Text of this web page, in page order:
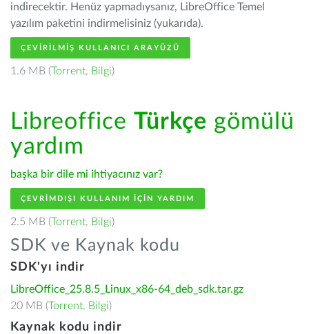
indirecektir. Henüz yapmadıysanız, LibreOffice Temel
yazılım paketini indirmelisiniz (yukarıda).
ÇEVIRILMIŞ KULLANICI ARAYÜZÜ
1.6 MB (Torrent, Bilgi)
Libreoffice Türkçe gömülü
yardım
başka bir dile mi ihtiyacınız var?
ÇEVRIMDIŞI KULLANIM IÇIN YARDIM
2.5 MB (Torrent, Bilgi)
SDK ve Kaynak kodu
SDK'yı indir
LibreOffice_25.8.5_Linux_x86-64_deb_sdk.tar.gz
20 MB (Torrent, Bilgi)
Kaynak kodu indir